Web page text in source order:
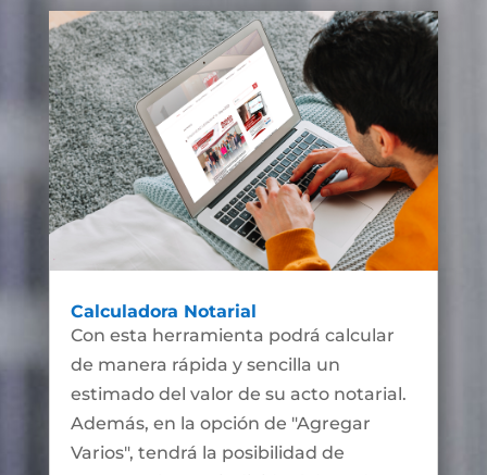
Calculadora Notarial
Con esta herramienta podrá calcular
de manera rápida y sencilla un
estimado del valor de su acto notarial.
Además, en la opción de "Agregar
Varios", tendrá la posibilidad de